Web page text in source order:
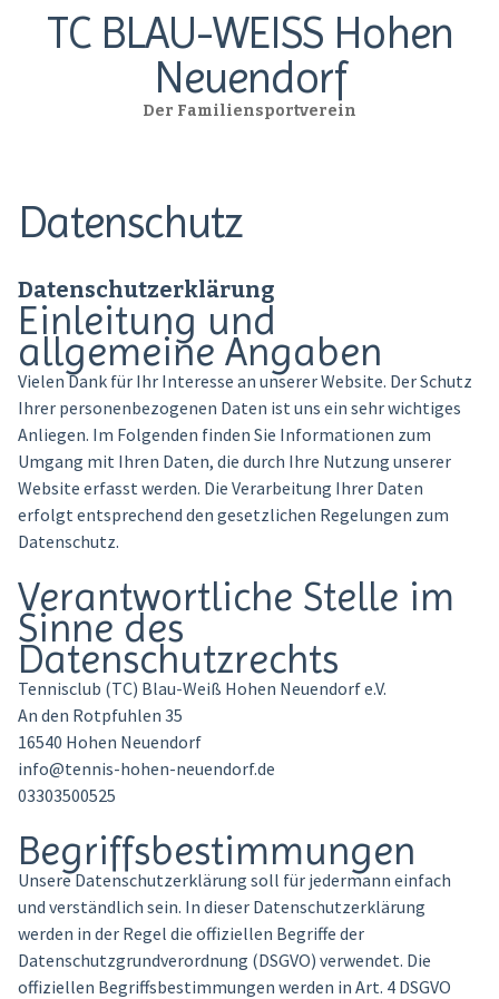
TC BLAU-WEISS Hohen
Neuendorf
Der Familiensportverein
Datenschutz
Datenschutzerklärung
Einleitung und
allgemeine Angaben
Vielen Dank für Ihr Interesse an unserer Website. Der Schutz
Ihrer personenbezogenen Daten ist uns ein sehr wichtiges
Anliegen. Im Folgenden finden Sie Informationen zum
Umgang mit Ihren Daten, die durch Ihre Nutzung unserer
Website erfasst werden. Die Verarbeitung Ihrer Daten
erfolgt entsprechend den gesetzlichen Regelungen zum
Datenschutz.
Verantwortliche Stelle im
Sinne des
Datenschutzrechts
Tennisclub (TC) Blau-Weiß Hohen Neuendorf e.V.
An den Rotpfuhlen 35
16540 Hohen Neuendorf
info@tennis-hohen-neuendorf.de
03303500525
Begriffsbestimmungen
Unsere Datenschutzerklärung soll für jedermann einfach
und verständlich sein. In dieser Datenschutzerklärung
werden in der Regel die offiziellen Begriffe der
Datenschutzgrundverordnung (DSGVO) verwendet. Die
offiziellen Begriffsbestimmungen werden in Art. 4 DSGVO